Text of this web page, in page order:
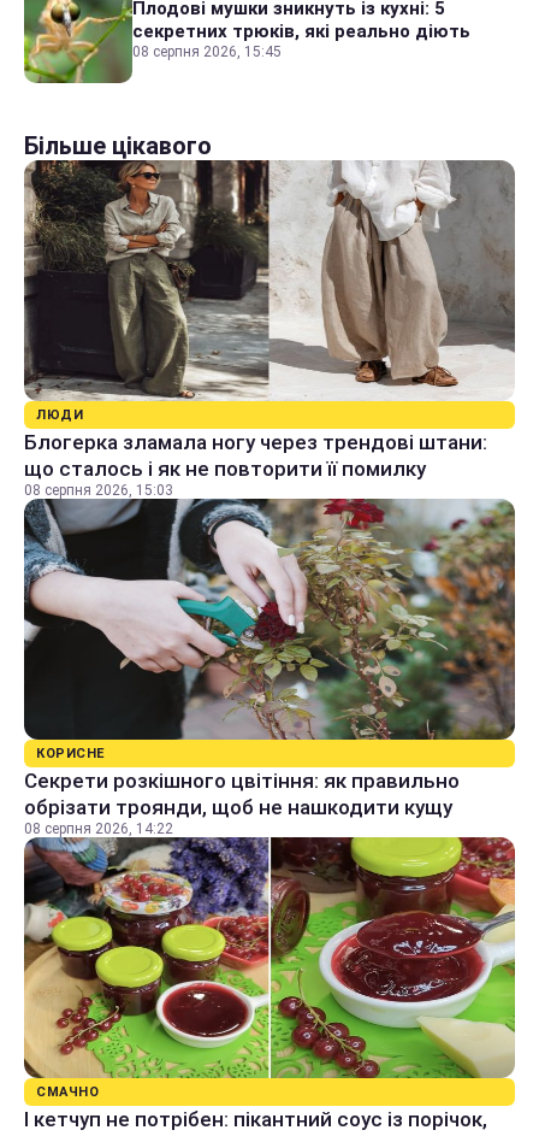
Плодові мушки зникнуть із кухні: 5
секретних трюків, які реально діють
08 серпня 2026, 15:45
Більше цікавого
ЛЮДИ
Блогерка зламала ногу через трендові штани:
що сталось і як не повторити її помилку
08 серпня 2026, 15:03
КОРИСНЕ
Секрети розкішного цвітіння: як правильно
обрізати троянди, щоб не нашкодити кущу
08 серпня 2026, 14:22
СМАЧНО
І кетчуп не потрібен: пікантний соус із порічок,